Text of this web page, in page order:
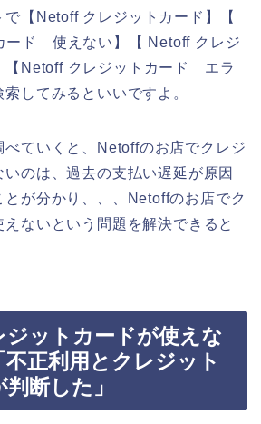
で【Netoff クレジットカード】【
ード 使えない】【 Netoff クレジ
Netoff クレジットカード エラ
してみるといいですよ。
べていくと、Netoffのお店でクレジ
のは、過去の支払い遅延が原因
とが分かり、、、Netoffのお店でク
ないという問題を解決できると
ットカードが使えな
不正利用とクレジット
断した」